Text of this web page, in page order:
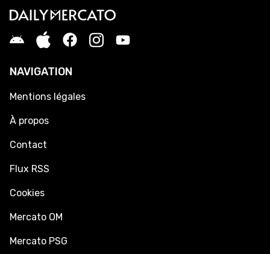
NAVIGATION
Mentions légales
À propos
Contact
Flux RSS
Cookies
Mercato OM
Mercato PSG